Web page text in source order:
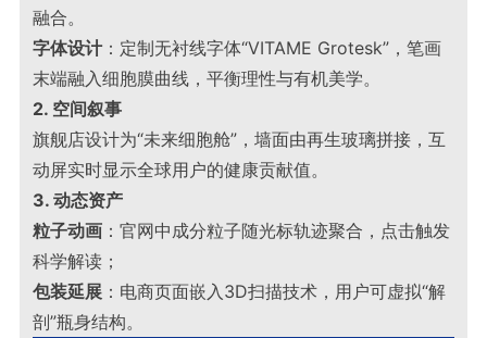
融合。
字体设计：定制无衬线字体“VITAME Grotesk”，笔画
末端融入细胞膜曲线，平衡理性与有机美学。
2. 空间叙事
旗舰店设计为“未来细胞舱”，墙面由再生玻璃拼接，互
动屏实时显示全球用户的健康贡献值。
3. 动态资产
粒子动画 ：官网中成分粒子随光标轨迹聚合，点击触发
科学解读；
包装延展 ：电商页面嵌入3D扫描技术，用户可虚拟“解
剖”瓶身结构。